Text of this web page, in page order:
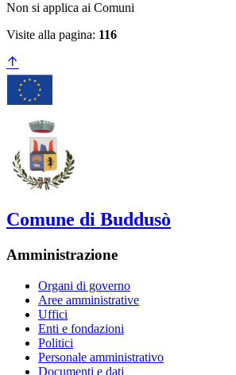
Non si applica ai Comuni
Visite alla pagina: 116
Comune di Buddusò
Amministrazione
Organi di governo
Aree amministrative
Uffici
Enti e fondazioni
Politici
Personale amministrativo
Documenti e dati